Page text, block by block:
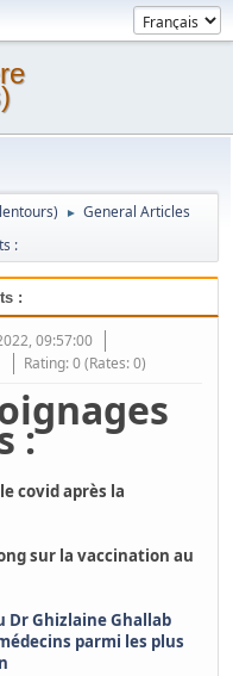
► General Articles
:
:
09:57:00
Rating: 0 (Rates: 0)
:
covid après la
sur la vaccination au
Dr Ghizlaine Ghallab
parmi les plus